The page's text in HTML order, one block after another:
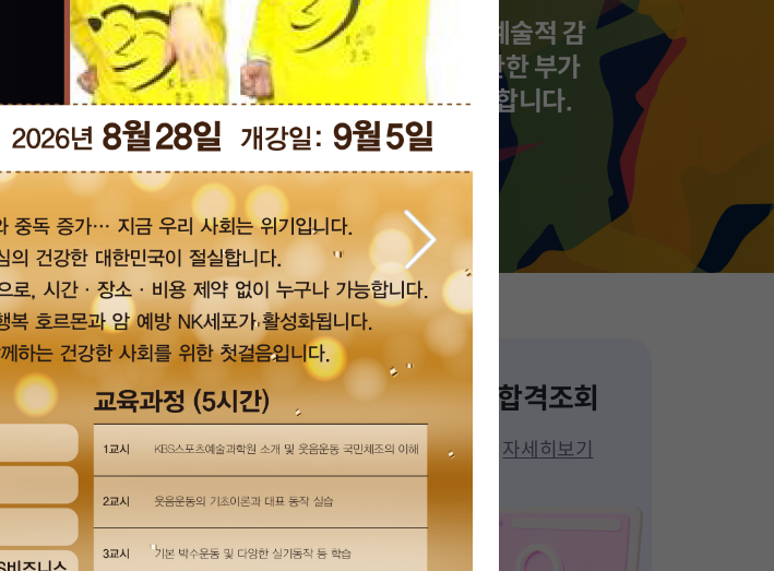
4차혁명시대에 무엇보다 중요해진 예술적 감
성과 가치를 스포츠와 결합하여 무한한 부가
가치를 창출할 수 있는 인재를 양성합니다.
입학상담
자세히보기
합격조회
자세히보기